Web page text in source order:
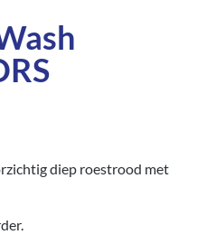
diep roestrood met